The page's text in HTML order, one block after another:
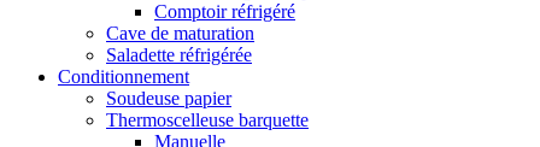
Comptoir réfrigéré
Cave de maturation
Saladette réfrigérée
Conditionnement
Soudeuse papier
Thermoscelleuse barquette
Manuelle